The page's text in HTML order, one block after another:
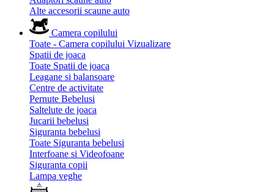
Alte accesorii scaune auto
Camera copilului
Toate - Camera copilului Vizualizare
Spatii de joaca
Toate Spatii de joaca
Leagane si balansoare
Centre de activitate
Pernute Bebelusi
Saltelute de joaca
Jucarii bebelusi
Siguranta bebelusi
Toate Siguranta bebelusi
Interfoane si Videofoane
Siguranta copii
Lampa veghe